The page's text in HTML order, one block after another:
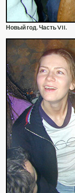
Новый год. Часть VII.